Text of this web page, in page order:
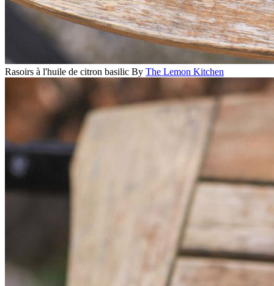
Rasoirs à l'huile de citron basilic By The Lemon Kitchen